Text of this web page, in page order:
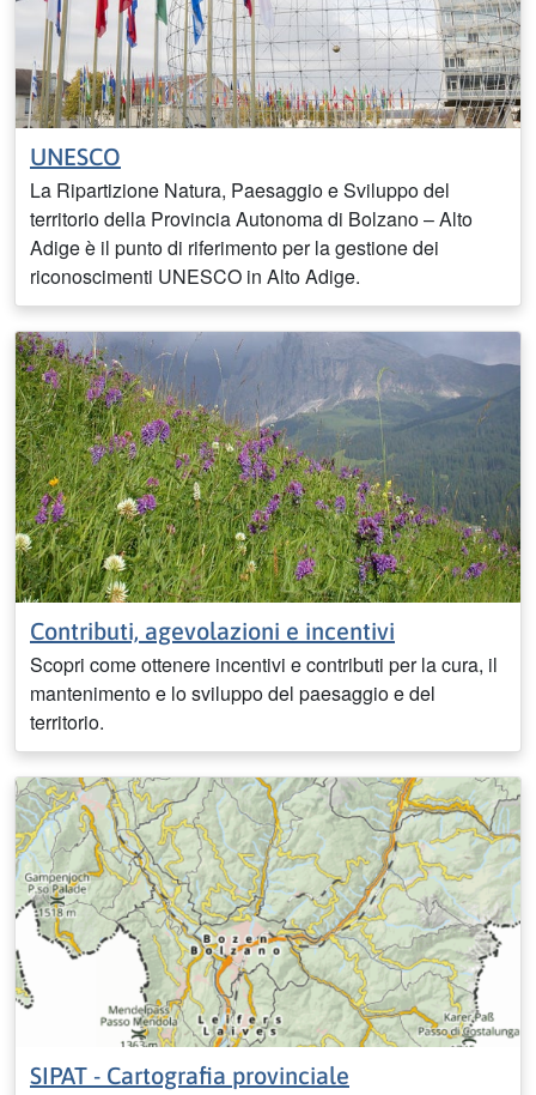
UNESCO
La Ripartizione Natura, Paesaggio e Sviluppo del
territorio della Provincia Autonoma di Bolzano – Alto
Adige è il punto di riferimento per la gestione dei
riconoscimenti UNESCO in Alto Adige.
Contributi, agevolazioni e incentivi
Scopri come ottenere incentivi e contributi per la cura, il
mantenimento e lo sviluppo del paesaggio e del
territorio.
SIPAT - Cartografia provinciale